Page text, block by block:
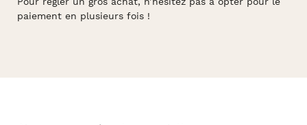
paiement en plusieurs fois !